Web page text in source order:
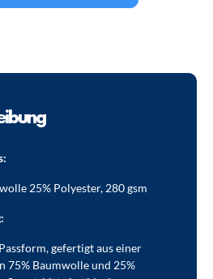
25% Polyester, 280 gsm
gefertigt aus einer
75% Baumwolle und 25%